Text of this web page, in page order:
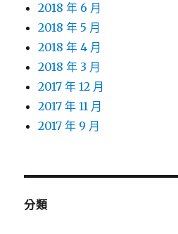
2018 年 6 月
2018 年 5 月
2018 年 4 月
2018 年 3 月
2017 年 12 月
2017 年 11 月
2017 年 9 月
分類